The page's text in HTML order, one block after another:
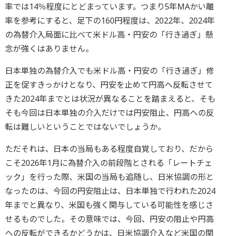
率では14％程度にとどまっています。つまり5年MAかい離
率を参考にすると、足下の160円程度は、2022年、2024年
の為替介入局面に比べて米ドル高・円安の「行き過ぎ」懸
念が強くはありません。
日本単独の為替介入でも米ドル高・円安の「行き過ぎ」修
正を促すきっかけとなり、円安を止めて円高へ反転させて
きた2024年までとは状況が異なることを踏まえると、そも
そも今回は日本単独の介入だけでは円安阻止、円高への反
転は難しいということではないでしょうか。
ただそれは、日本の当局もある程度自覚しており、だから
こそ2026年1月に為替介入の前段階とされる「レートチェ
ック」を行った際、米国の当局も追随し、日米協調の形と
なったのは、今回の円安阻止は、日本単独で行われた2024
年までと異なり、米国も強く関与している可能性を感じさ
せるものでした。その意味では、今回、円安の阻止や円高
への反転ができるかどうかは、日米協調介入など米国の関